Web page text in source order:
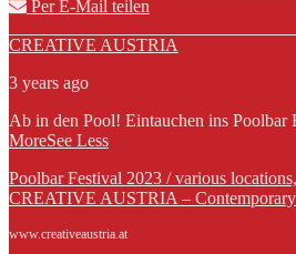
Per E-Mail teilen
CREATIVE AUSTRIA
3 years ago
Ab in den Pool! Eintauchen ins Poolbar
MoreSee Less
Poolbar Festival 2023 / various
CREATIVE AUSTRIA –
www.creativeaustria.at